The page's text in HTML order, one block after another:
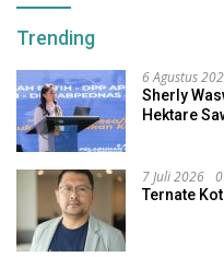
Trending
6 Agustus
Sherly
Hektare
7 Juli 2026
Ternate